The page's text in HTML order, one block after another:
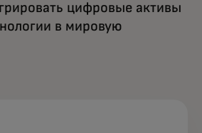
цифровые активы
в мировую